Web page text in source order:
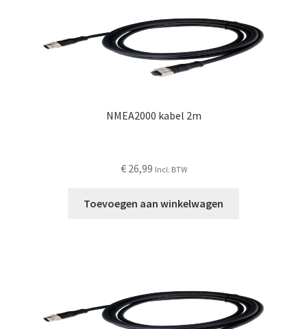
NMEA2000 kabel 2m
€26,99 Incl. BTW
Toevoegen aan winkelwagen